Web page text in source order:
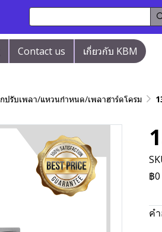
Contact us เกี่ยวกับ KBM
รับเพลา/แหวนกำหนด/เพลาฮาร์ดโครม
฿0
ค